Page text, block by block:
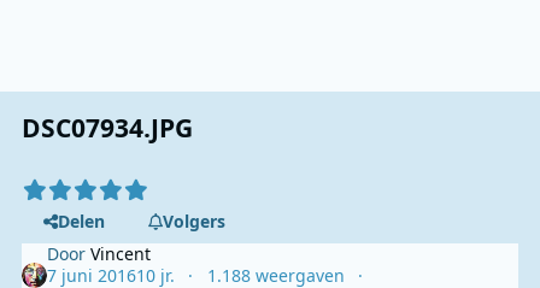
DSC07934.JPG
Delen
Volgers
DoorVincent
7 juni 201610 jr.
1.188 weergaven